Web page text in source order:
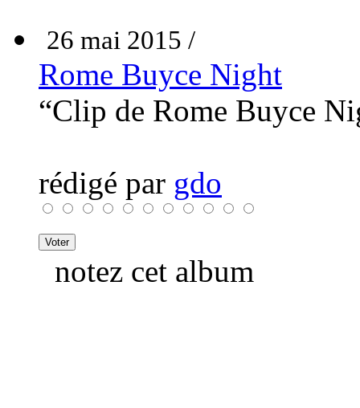
26 mai 2015 /
Rome Buyce Night
“Clip de Rome Buyce
rédigé par gdo
notez cet album